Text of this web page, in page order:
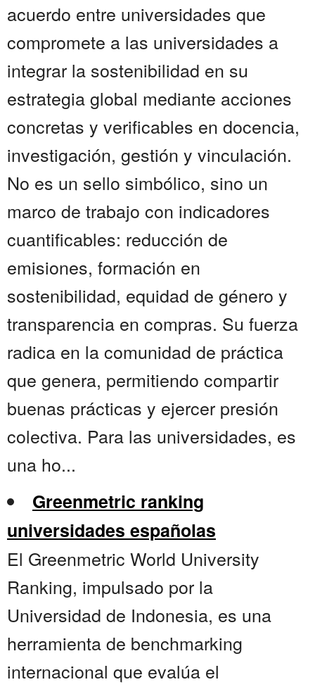
acuerdo entre universidades que
compromete a las universidades a
integrar la sostenibilidad en su
estrategia global mediante acciones
concretas y verificables en docencia,
investigación, gestión y vinculación.
No es un sello simbólico, sino un
marco de trabajo con indicadores
cuantificables: reducción de
emisiones, formación en
sostenibilidad, equidad de género y
transparencia en compras. Su fuerza
radica en la comunidad de práctica
que genera, permitiendo compartir
buenas prácticas y ejercer presión
colectiva. Para las universidades, es
una ho...
Greenmetric ranking
universidades españolas
El Greenmetric World University
Ranking, impulsado por la
Universidad de Indonesia, es una
herramienta de benchmarking
internacional que evalúa el